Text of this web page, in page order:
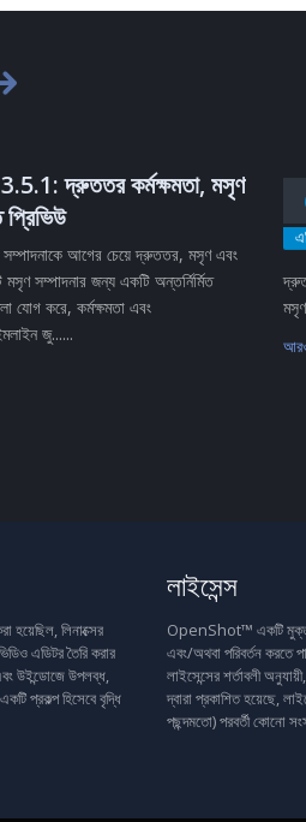
দ্রুততর কর্মক্ষমতা, মসৃণ
আগের চেয়ে দ্রুততর, মসৃণ এবং
সম্পাদনার জন্য একটি অন্তর্নির্মিত
করে, কর্মক্ষমতা এবং
জু......
লিনাক্সের
এডিটর তৈরি করার
উইন্ডোজে উপলব্ধ,
প্রকল্প হিসেবে বৃদ্ধি
লাইসেন্স
OpenShot™ একটি মুক্ত
এবং/অথবা পরিবর্তন করতে
লাইসেন্সের শর্তাবলী
দ্বারা প্রকাশিত হয়েছে,
পছন্দমতো) পরবর্তী কোনো